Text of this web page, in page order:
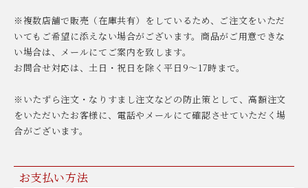
※複数店舗で販売（在庫共有）をしているため、ご注文をいただ
いてもご希望に添えない場合がございます。商品がご用意できな
い場合は、メールにてご案内を致します。
お問合せ対応は、土日・祝日を除く平日9〜17時まで。
※いたずら注文・なりすまし注文などの防止策として、高額注文
をいただいたお客様に、電話やメールにて確認させていただく場
合がございます。
お支払い方法